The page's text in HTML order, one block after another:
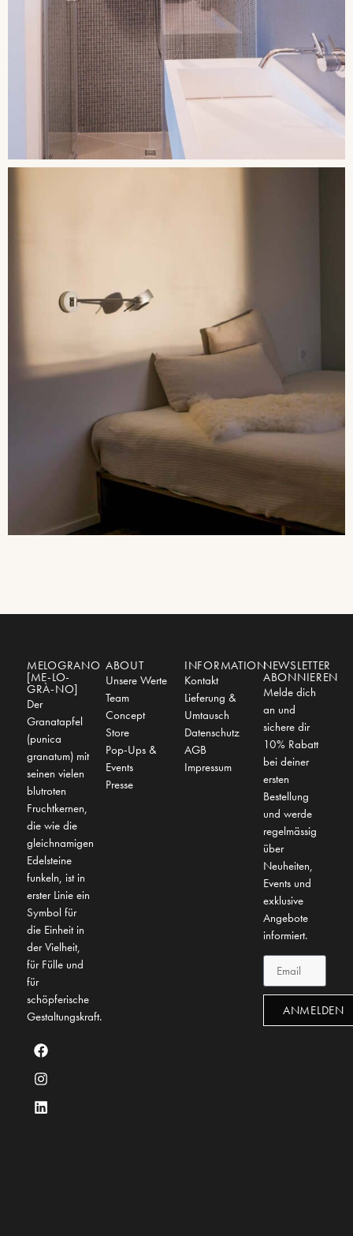
MELOGRANO
[ME-LO-
GRÀ-NO]
Der
Granatapfel
(punica
granatum) mit
seinen vielen
blutroten
Fruchtkernen,
die wie die
gleichnamigen
Edelsteine
funkeln, ist in
erster Linie ein
Symbol für
die Einheit in
der Vielheit,
für Fülle und
für
schöpferische
Gestaltungskraft.
ABOUT
Unsere Werte
Team
Concept
Store
Pop-Ups &
Events
Presse
INFORMATION
Kontakt
Lieferung &
Umtausch
Datenschutz
AGB
Impressum
NEWSLETTER
ABONNIEREN
Melde dich
an und
sichere dir
10% Rabatt
bei deiner
ersten
Bestellung
und werde
regelmässig
über
Neuheiten,
Events und
exklusive
Angebote
informiert.
ANMELDEN